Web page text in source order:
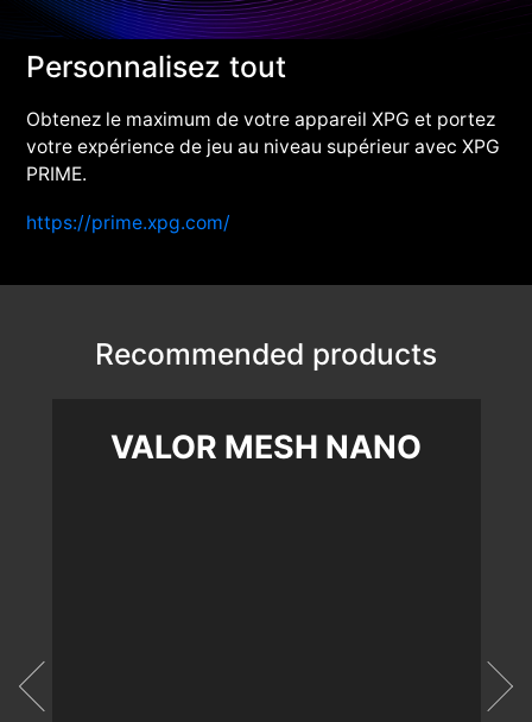
Personnalisez tout
Obtenez le maximum de votre appareil XPG et portez
votre expérience de jeu au niveau supérieur avec XPG
PRIME.
https://prime.xpg.com/
Recommended products
VALOR MESH NANO